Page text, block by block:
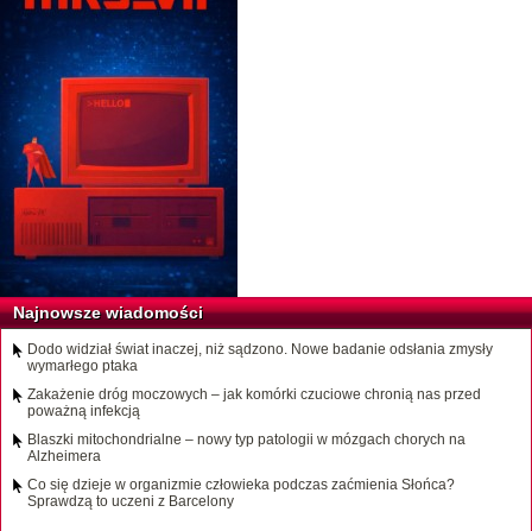
Najnowsze wiadomości
Dodo widział świat inaczej, niż sądzono. Nowe badanie odsłania zmysły
wymarłego ptaka
Zakażenie dróg moczowych – jak komórki czuciowe chronią nas przed
poważną infekcją
Blaszki mitochondrialne – nowy typ patologii w mózgach chorych na
Alzheimera
Co się dzieje w organizmie człowieka podczas zaćmienia Słońca?
Sprawdzą to uczeni z Barcelony